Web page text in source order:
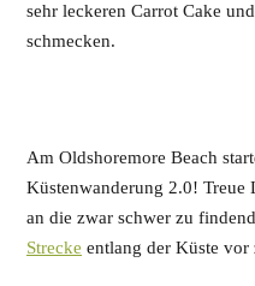
sehr leckeren Carrot Cake
schmecken.
Am Oldshoremore Beach
Küstenwanderung 2.0! Treue
an die zwar schwer zu
Strecke entlang der Küste vor